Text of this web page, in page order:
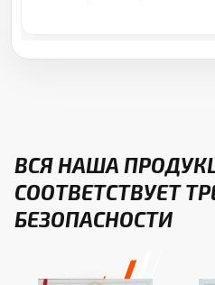
ВСЯ НАША
СООТВЕТСТВУЕТ
БЕЗОПАСНОСТИ